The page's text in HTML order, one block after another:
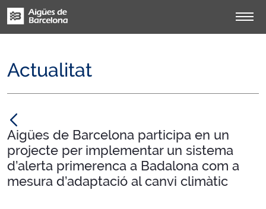
Actualitat
Aigües de Barcelona participa en un
projecte per implementar un sistema
d’alerta primerenca a Badalona com a
mesura d’adaptació al canvi climàtic